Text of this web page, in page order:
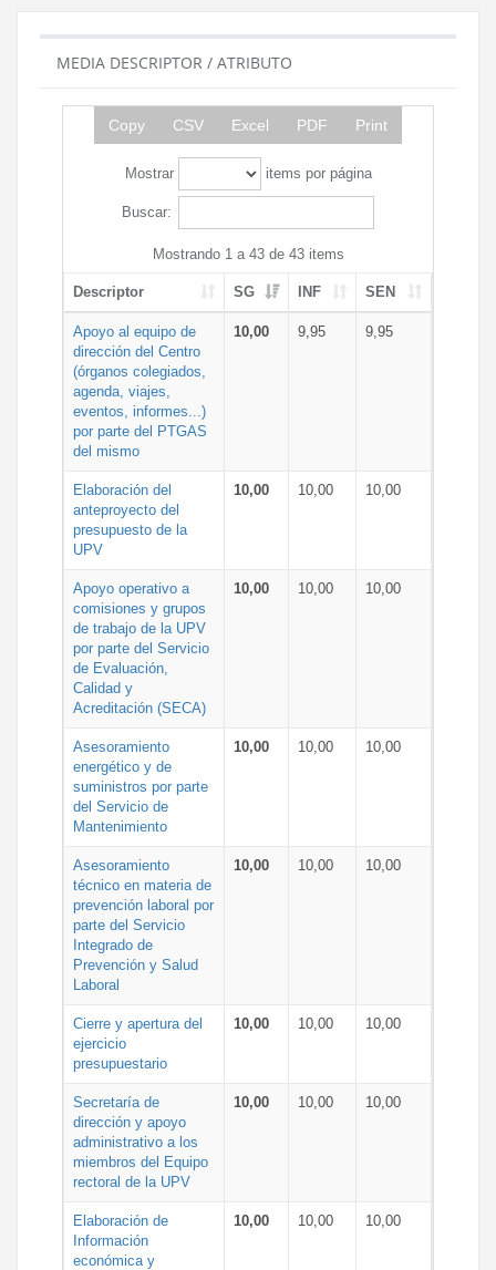
MEDIA DESCRIPTOR / ATRIBUTO
Copy CSV Excel PDF Print
Mostrar items por página
Buscar:
Mostrando 1 a 43 de 43 items
Descriptor SG INF SEN
Apoyo al equipo de
dirección del Centro
(órganos colegiados,
agenda, viajes,
eventos, informes...)
por parte del PTGAS
del mismo
10,00 9,95 9,95
Elaboración del
anteproyecto del
presupuesto de la
UPV
10,00 10,00 10,00
Apoyo operativo a
comisiones y grupos
de trabajo de la UPV
por parte del Servicio
de Evaluación,
Calidad y
Acreditación (SECA)
10,00 10,00 10,00
Asesoramiento
energético y de
suministros por parte
del Servicio de
Mantenimiento
10,00 10,00 10,00
Asesoramiento
técnico en materia de
prevención laboral por
parte del Servicio
Integrado de
Prevención y Salud
Laboral
10,00 10,00 10,00
Cierre y apertura del
ejercicio
presupuestario
10,00 10,00 10,00
Secretaría de
dirección y apoyo
administrativo a los
miembros del Equipo
rectoral de la UPV
10,00 10,00 10,00
Elaboración de
Información
económica y
10,00 10,00 10,00